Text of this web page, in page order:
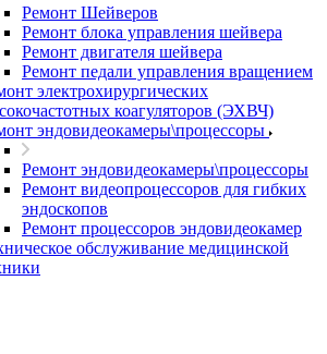
Ремонт Шейверов
Ремонт блока управления шейвера
Ремонт двигателя шейвера
Ремонт педали управления вращением
электрохирургических
коагуляторов (ЭХВЧ)
эндовидеокамеры\процессоры
Ремонт эндовидеокамеры\процессоры
Ремонт видеопроцессоров для гибких
эндоскопов
Ремонт процессоров эндовидеокамер
обслуживание медицинской